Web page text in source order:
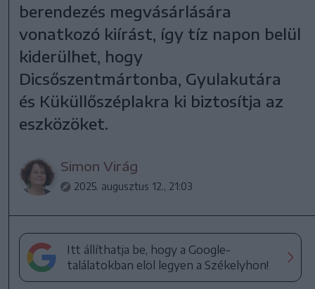
berendezés megvásárlására
vonatkozó kiírást, így tíz napon belül
kiderülhet, hogy
Dicsőszentmártonba, Gyulakutára
és Küküllőszéplakra ki biztosítja az
eszközöket.
Simon Virág
2025. augusztus 12., 21:03
Itt állíthatja be, hogy a Google-
találatokban elöl legyen a Székelyhon!